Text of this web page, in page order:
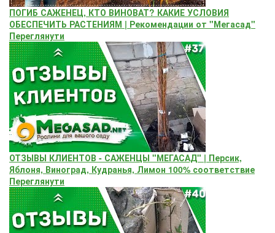
ПОГИБ САЖЕНЕЦ, КТО ВИНОВАТ? КАКИЕ УСЛОВИЯ
ОБЕСПЕЧИТЬ РАСТЕНИЯМ | Рекомендации от "Мегасад"
Переглянути
ОТЗЫВЫ КЛИЕНТОВ - САЖЕНЦЫ "МЕГАСАД" | Персик,
Яблоня, Виноград, Кудранья, Лимон 100% соответствие
Переглянути